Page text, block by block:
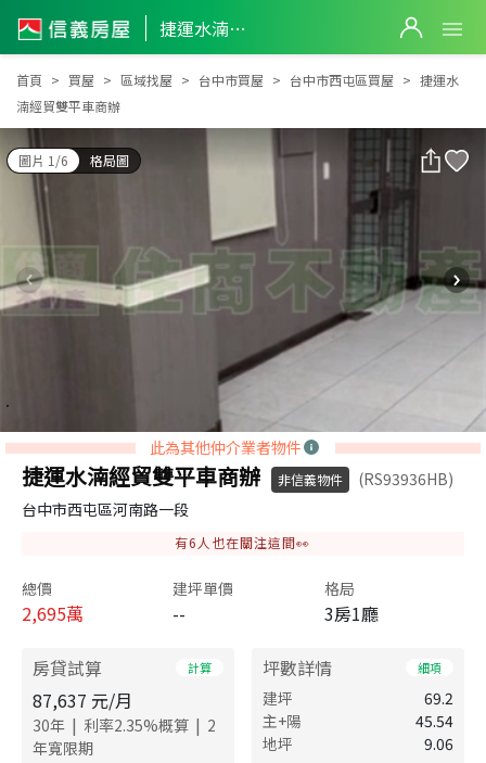
捷運水湳經貿雙平車商辦
捷運水湳經貿雙平車商辦
首頁 買屋 區域找屋 台中市買屋 台中市西屯區買屋
捷運水
湳經貿雙平車商辦
圖片 1/6 格局圖
此為其他仲介業者物件
捷運水湳經貿雙平車商辦 非信義物件
(RS93936HB)
台中市西屯區河南路一段
有6 人也在關注這間👀
總價
2,695萬
建坪單價
--
格局
3房1廳
房貸試算 計算
87,637 元/月
30年 | 利率2.35%概算 | 2
年寬限期
坪數詳情 細項
建坪
69.2
主+陽
45.54
地坪
9.06